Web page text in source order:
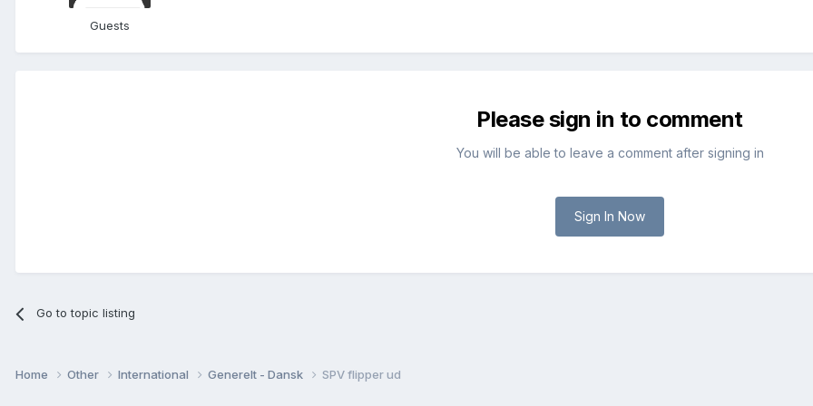
Guests
Please sign in to comment
You will be able to leave a comment after signing in
Sign In Now
Go to topic listing
Home Other International Generelt - Dansk SPV flipper ud